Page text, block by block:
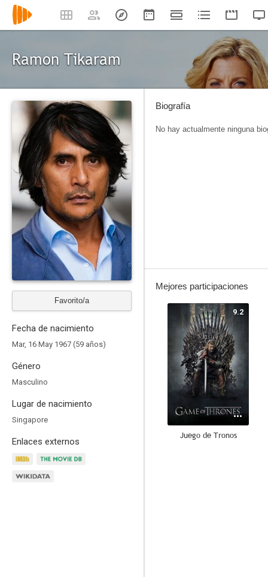
Ramon Tikaram
Favorito/a
Fecha de nacimiento
Mar, 16 May 1967 (59 años)
Género
Masculino
Lugar de nacimiento
Singapore
Enlaces externos
Biografía
No hay actualmente ninguna
Mejores participaciones
9.2
Juego de Tronos